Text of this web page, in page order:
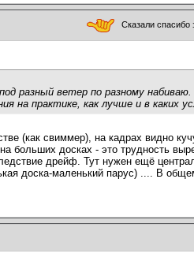
Сказали спасибо
разный ветер по разному набиваю.
на практике, как лучше и в каких
(как свиммер), на кадрах видно
больших досках - это трудность
дрейф. Тут нужен ещё
доска-маленький парус) .... В